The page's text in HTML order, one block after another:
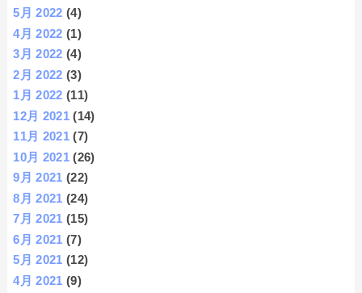
5月 2022 (4)
4月 2022 (1)
3月 2022 (4)
2月 2022 (3)
1月 2022 (11)
12月 2021 (14)
11月 2021 (7)
10月 2021 (26)
9月 2021 (22)
8月 2021 (24)
7月 2021 (15)
6月 2021 (7)
5月 2021 (12)
4月 2021 (9)